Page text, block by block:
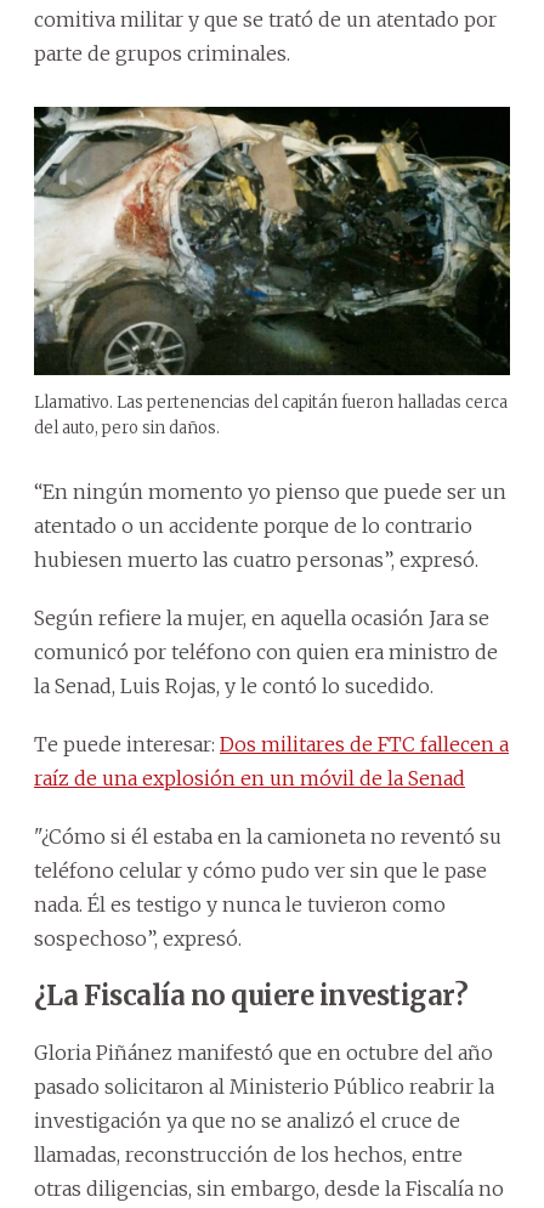
comitiva militar y que se trató de un atentado por
parte de grupos criminales.
Llamativo. Las pertenencias del capitán fueron halladas cerca
del auto, pero sin daños.
“En ningún momento yo pienso que puede ser un
atentado o un accidente porque de lo contrario
hubiesen muerto las cuatro personas”, expresó.
Según refiere la mujer, en aquella ocasión Jara se
comunicó por teléfono con quien era ministro de
la Senad, Luis Rojas, y le contó lo sucedido.
Te puede interesar: Dos militares de FTC fallecen a
raíz de una explosión en un móvil de la Senad
"¿Cómo si él estaba en la camioneta no reventó su
teléfono celular y cómo pudo ver sin que le pase
nada. Él es testigo y nunca le tuvieron como
sospechoso”, expresó.
¿La Fiscalía no quiere investigar?
Gloria Piñánez manifestó que en octubre del año
pasado solicitaron al Ministerio Público reabrir la
investigación ya que no se analizó el cruce de
llamadas, reconstrucción de los hechos, entre
otras diligencias, sin embargo, desde la Fiscalía no